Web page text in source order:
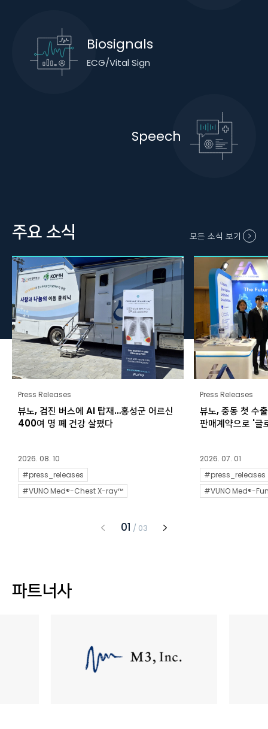
Biosignals
ECG/Vital Sign
Speech
주요 소식 모든 소식 보기
Press Releases
뷰노, 검진 버스에 AI 탑재…홍성군 어르신
400여 명 폐 건강 살폈다
2026. 08. 10
#press_releases
#VUNO Med®-Chest X-ray™
Press Releases
뷰노, 중동 첫 수
판매계약으로 '글
2026. 07. 01
#press_releases
#VUNO Med®-
1 / 3
파트너사